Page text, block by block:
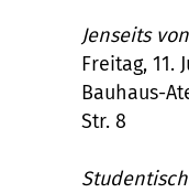
Jenseits
Freitag, 11.
Bauhaus-
Str. 8